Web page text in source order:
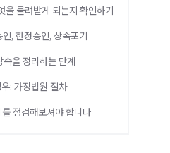
을 물려받게 되는지 확인하기
, 한정승인, 상속포기
을 정리하는 단계
: 가정법원 절차
점검해보셔야 합니다